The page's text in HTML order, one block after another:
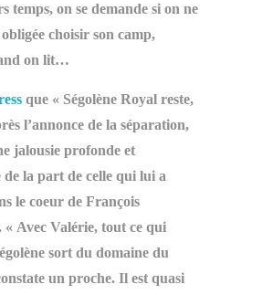
temps, on se demande si on ne
choisir son camp,
on lit…
que « Ségolène Royal reste,
l’annonce de la séparation,
jalousie profonde et
de la part de celle qui lui a
le coeur de François
« Avec Valérie, tout ce qui
sort du domaine du
un proche. Il est quasi